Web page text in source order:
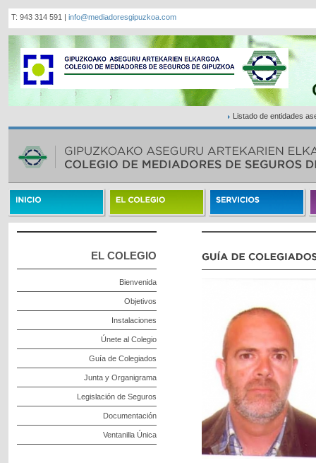
T: 943 314 591 | info@mediadoresgipuzkoa.com
Listado de entidades
EL COLEGIO
Bienvenida
Objetivos
Instalaciones
Únete al Colegio
Guía de Colegiados
Junta y Organigrama
Legislación de Seguros
Documentación
Ventanilla Única